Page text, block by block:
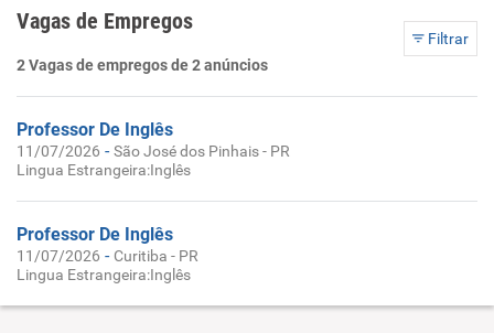
Vagas de Empregos
Filtrar
2 Vagas de empregos de 2 anúncios
Professor De Inglês
11/07/2026 -São José dos Pinhais - PR
Lingua Estrangeira:Inglês
Professor De Inglês
11/07/2026 - Curitiba - PR
Lingua Estrangeira:Inglês